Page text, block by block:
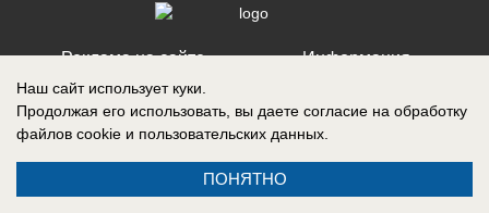
Реклама на сайте
Контакты
Информация
Наш сайт использует куки.
Продолжая его использовать, вы даете согласие на обработку
файлов cookie и пользовательских данных.
ПОНЯТНО